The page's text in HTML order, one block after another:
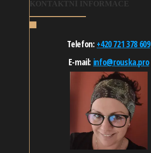
KONTAKTNÍ INFORMACE
Telefon: +420 721 378 609
E-mail: info@rouska.pro